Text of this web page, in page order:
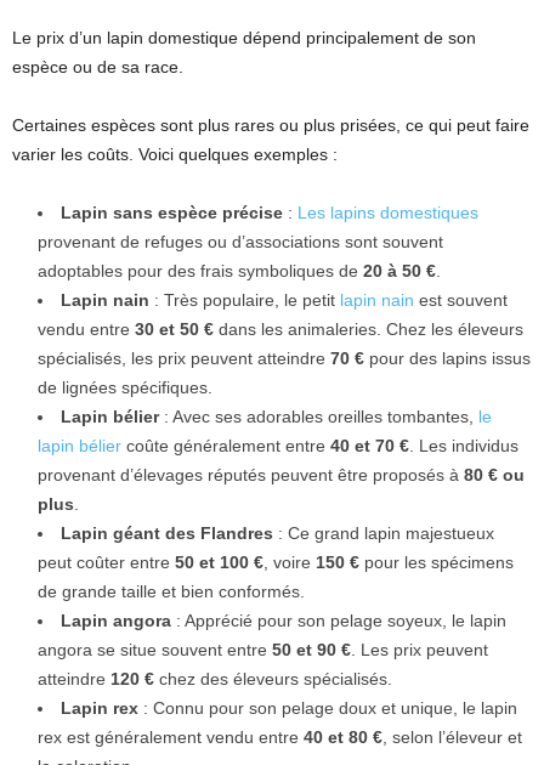
Le prix d’un lapin domestique dépend principalement de son
espèce ou de sa race.
Certaines espèces sont plus rares ou plus prisées, ce qui peut faire
varier les coûts. Voici quelques exemples :
Lapin sans espèce précise : Les lapins domestiques
provenant de refuges ou d’associations sont souvent
adoptables pour des frais symboliques de 20 à 50 €.
Lapin nain : Très populaire, le petit lapin nain est souvent
vendu entre 30 et 50 € dans les animaleries. Chez les éleveurs
spécialisés, les prix peuvent atteindre 70 € pour des lapins issus
de lignées spécifiques.
Lapin bélier: Avec ses adorables oreilles tombantes, le
lapin bélier coûte généralement entre 40 et 70 €. Les individus
provenant d’élevages réputés peuvent être proposés à 80 € ou
plus.
Lapin géant des Flandres : Ce grand lapin majestueux
peut coûter entre 50 et 100 €, voire 150 € pour les spécimens
de grande taille et bien conformés.
Lapin angora : Apprécié pour son pelage soyeux, le lapin
angora se situe souvent entre 50 et 90 €. Les prix peuvent
atteindre 120 € chez des éleveurs spécialisés.
Lapin rex : Connu pour son pelage doux et unique, le lapin
rex est généralement vendu entre 40 et 80 €, selon l’éleveur et